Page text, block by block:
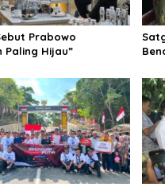
Prabowo
Paling Hijau”